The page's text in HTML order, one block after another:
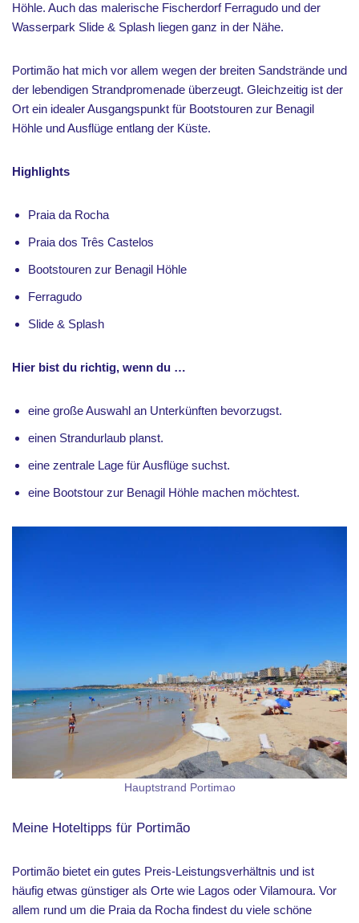
Höhle. Auch das malerische Fischerdorf Ferragudo und der
Wasserpark Slide & Splash liegen ganz in der Nähe.
Portimão hat mich vor allem wegen der breiten Sandstrände und
der lebendigen Strandpromenade überzeugt. Gleichzeitig ist der
Ort ein idealer Ausgangspunkt für Bootstouren zur Benagil
Höhle und Ausflüge entlang der Küste.
Highlights
Praia da Rocha
Praia dos Três Castelos
Bootstouren zur Benagil Höhle
Ferragudo
Slide & Splash
Hier bist du richtig, wenn du …
eine große Auswahl an Unterkünften bevorzugst.
einen Strandurlaub planst.
eine zentrale Lage für Ausflüge suchst.
eine Bootstour zur Benagil Höhle machen möchtest.
Hauptstrand Portimao
Meine Hoteltipps für Portimão
Portimão bietet ein gutes Preis-Leistungsverhältnis und ist
häufig etwas günstiger als Orte wie Lagos oder Vilamoura. Vor
allem rund um die Praia da Rocha findest du viele schöne